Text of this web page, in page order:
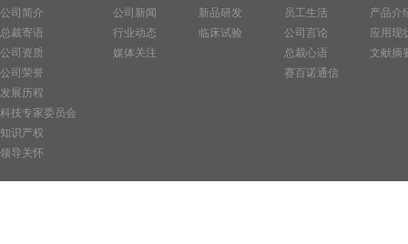
公司简介
总裁寄语
公司资质
公司荣誉
发展历程
科技专家委员会
知识产权
领导关怀
公司新闻
行业动态
媒体关注
新品研发
临床试验
员工生活
公司言论
总裁心语
赛百诺通信
产品介
应用现
文献摘